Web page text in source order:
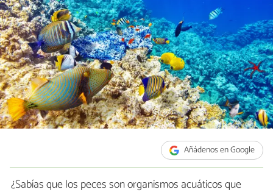
Añádenos en Google
¿Sabías que los peces son organismos acuáticos que